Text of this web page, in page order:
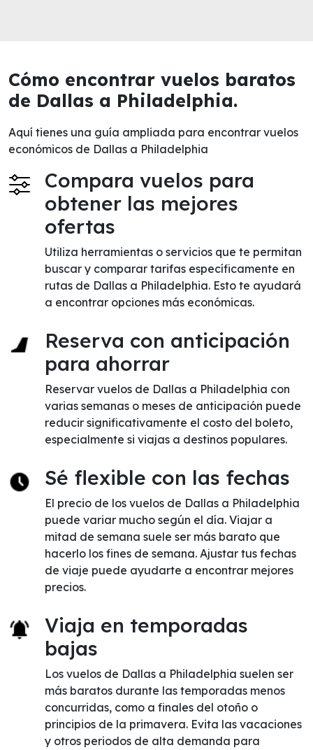
Cómo encontrar vuelos baratos
de Dallas a Philadelphia.
Aquí tienes una guía ampliada para encontrar vuelos
económicos de Dallas a Philadelphia
Compara vuelos para
obtener las mejores
ofertas
Utiliza herramientas o servicios que te permitan
buscar y comparar tarifas específicamente en
rutas de Dallas a Philadelphia. Esto te ayudará
a encontrar opciones más económicas.
Reserva con anticipación
para ahorrar
Reservar vuelos de Dallas a Philadelphia con
varias semanas o meses de anticipación puede
reducir significativamente el costo del boleto,
especialmente si viajas a destinos populares.
Sé flexible con las fechas
El precio de los vuelos de Dallas a Philadelphia
puede variar mucho según el día. Viajar a
mitad de semana suele ser más barato que
hacerlo los fines de semana. Ajustar tus fechas
de viaje puede ayudarte a encontrar mejores
precios.
Viaja en temporadas
bajas
Los vuelos de Dallas a Philadelphia suelen ser
más baratos durante las temporadas menos
concurridas, como a finales del otoño o
principios de la primavera. Evita las vacaciones
y otros periodos de alta demanda para